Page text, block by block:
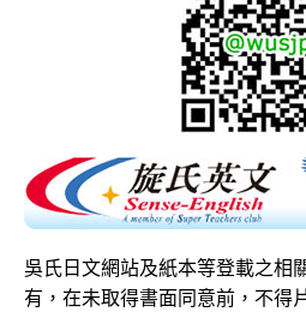
吳氏日文網站及紙本等登載之相
有，在未取得書面同意前，不得